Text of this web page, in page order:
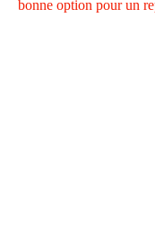
bonne option pour un